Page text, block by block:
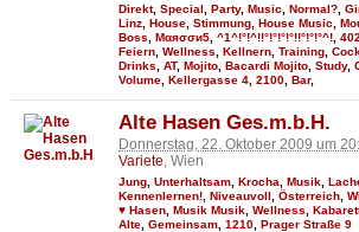
Direkt, Special Party, Music Normal?
Linz House Stimmung House Music
Boss
Мαяσσи5 ^1^!°!^!!°!°!°!°!!°!°!°^!
Feiern Wellness Kellnern Training
Drinks
AT, Mojito Bacardi Mojito Study,
Volume Kellergasse 4 2100 Bar,
Alte Hasen Ges.m.b.H.
Donnerstag, 22. Oktober 2009 um
Variete, Wien
Jung Unterhaltsam Krocha Musik
Kennenlernen! Niveauvoll Österreich
♥ Hasen Musik Musik Wellness
Alte Gemeinsam 1210 Prager Straße 9